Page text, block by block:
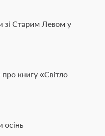
зі Старим Левом у
книгу «Світло
осінь